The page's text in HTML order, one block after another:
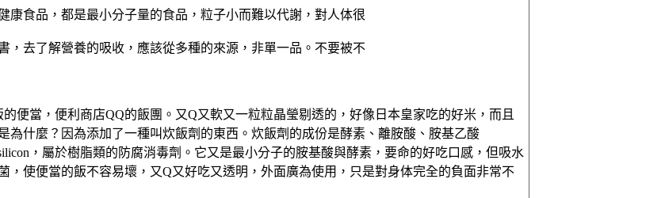
康食品，都是最小分子量的食品，粒子小而難以代謝，對人体很
，去了解營養的吸收，應該從多種的來源，非單一品。不要被不
便當，便利商店QQ的飯團。又Q又軟又一粒粒晶瑩剔透的，好像日本皇家吃的好米，而且
為什麼？因為添加了一種叫炊飯劑的東西。炊飯劑的成份是酵素、離胺酸、胺基乙酸
，屬於樹脂類的防腐消毒劑。它又是最小分子的胺基酸與酵素，要命的好吃口感，但吸水
，使便當的飯不容易壞，又Q又好吃又透明，外面廣為使用，只是對身体完全的負面非常不